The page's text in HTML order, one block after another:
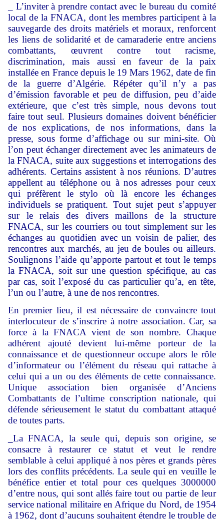
_ L’inviter à prendre contact avec le bureau du comité
local de la FNACA, dont les membres participent à la
sauvegarde des droits matériels et moraux, renforcent
les liens de solidarité et de camaraderie entre anciens
combattants, œuvrent contre tout racisme,
discrimination, mais aussi en faveur de la paix
installée en France depuis le 19 Mars 1962, date de fin
de la guerre d’Algérie. Répéter qu’il n’y a pas
d’émission favorable et peu de diffusion, peu d’aide
extérieure, que c’est très simple, nous devons tout
faire tout seul. Plusieurs domaines doivent bénéficier
de nos explications, de nos informations, dans la
presse, sous forme d’affichage ou sur mini-site. Où
l’on peut échanger directement avec les animateurs de
la FNACA, suite aux suggestions et interrogations des
adhérents. Certains assistent à nos réunions. D’autres
appellent au téléphone ou à nos adresses pour ceux
qui préfèrent le stylo où là encore les échanges
individuels se pratiquent. Tout sujet peut s’appuyer
sur le relais des divers maillons de la structure
FNACA, sur les courriers ou tout simplement sur les
échanges au quotidien avec un voisin de palier, des
rencontres aux marchés, au jeu de boules ou ailleurs.
Soulignons l’aide qu’apporte partout et tout le temps
la FNACA, soit sur une question spécifique, au cas
par cas, soit l’exposé du cas particulier qu’a, en tête,
l’un ou l’autre, à une de nos rencontres.
En premier lieu, il est nécessaire de convaincre tout
interlocuteur de s’inscrire à notre association. Car, sa
force à la FNACA vient de son nombre. Chaque
adhérent ajouté devient lui-même porteur de la
connaissance et de questionneur occupe alors le rôle
d’informateur ou l’élément du réseau qui rattache à
celui qui a un ou des éléments de cette connaissance.
Unique association bien organisée d’Anciens
Combattants de l’ultime conscription nationale, qui
défende sérieusement le statut du combattant attaqué
de toutes parts.
_La FNACA, la seule qui, depuis son origine, se
consacre à restaurer ce statut et veut le rendre
semblable à celui appliqué à nos pères et grands pères
lors des conflits précédents. La seule qui en veuille le
bénéfice entier et total pour ces quelques 3000000
d’entre nous, qui sont allés faire tout ou partie de leur
service national militaire en Afrique du Nord, de 1954
à 1962, dont d’aucuns souhaitent étendre le trouble de